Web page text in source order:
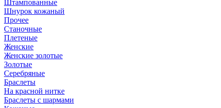
Штампованные
Шнурок кожаный
Прочее
Станочные
Плетеные
Женские
Женские золотые
Золотые
Серебряные
Браслеты
На красной нитке
Браслеты с шармами